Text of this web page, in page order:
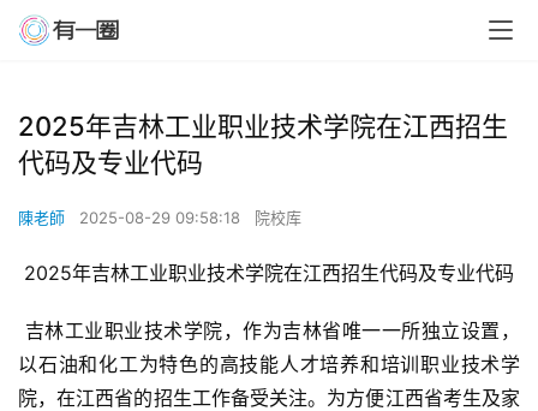
2025年吉林工业职业技术学院在江西招生
代码及专业代码
陳老師 2025-08-29 09:58:18 院校库
2025年吉林工业职业技术学院在江西招生代码及专业代码
以石油和化工为特色的高技能人才培养和培训职业技术学
院，在江西省的招生工作备受关注。为方便江西省考生及家